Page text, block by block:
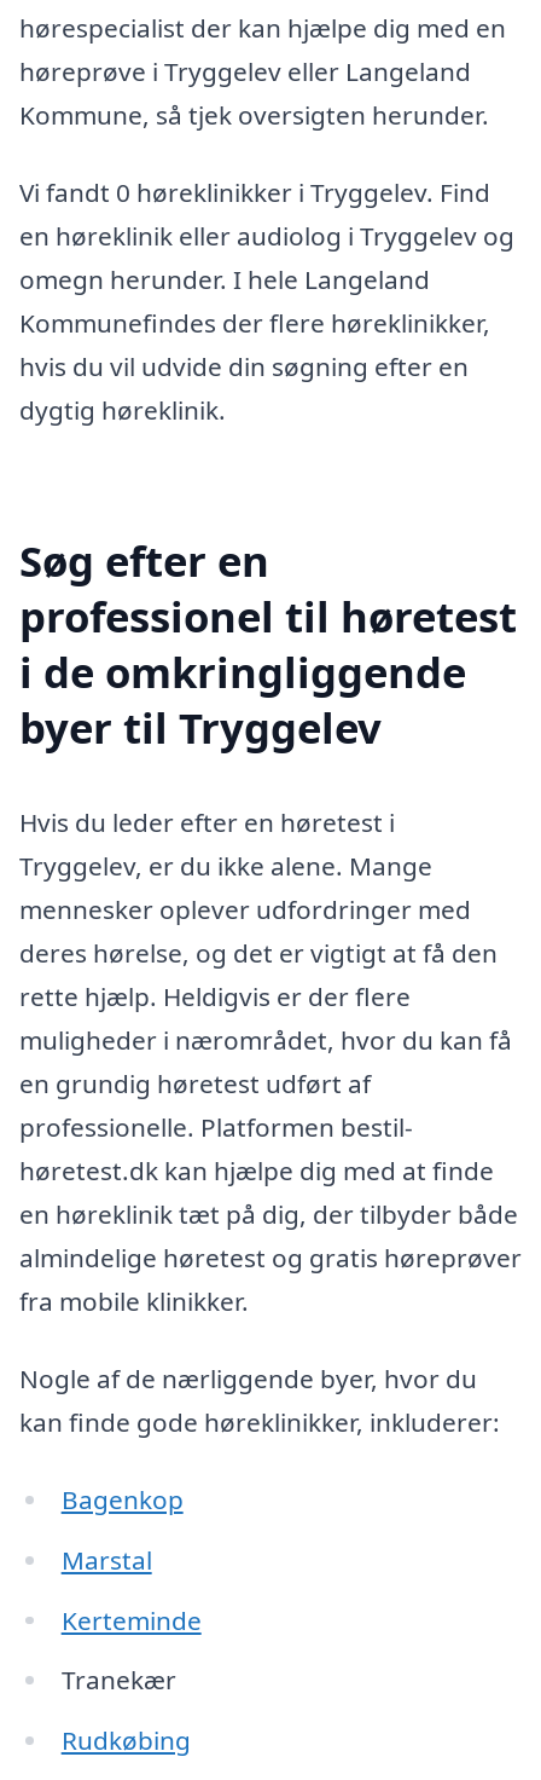
hørespecialist der kan hjælpe dig med en
høreprøve i Tryggelev eller Langeland
Kommune, så tjek oversigten herunder.
Vi fandt 0 høreklinikker i Tryggelev. Find
en høreklinik eller audiolog i Tryggelev og
omegn herunder. I hele Langeland
Kommunefindes der flere høreklinikker,
hvis du vil udvide din søgning efter en
dygtig høreklinik.
Søg efter en
professionel til høretest
i de omkringliggende
byer til Tryggelev
Hvis du leder efter en høretest i
Tryggelev, er du ikke alene. Mange
mennesker oplever udfordringer med
deres hørelse, og det er vigtigt at få den
rette hjælp. Heldigvis er der flere
muligheder i nærområdet, hvor du kan få
en grundig høretest udført af
professionelle. Platformen bestil-
høretest.dk kan hjælpe dig med at finde
en høreklinik tæt på dig, der tilbyder både
almindelige høretest og gratis høreprøver
fra mobile klinikker.
Nogle af de nærliggende byer, hvor du
kan finde gode høreklinikker, inkluderer:
Bagenkop
Marstal
Kerteminde
Tranekær
Rudkøbing